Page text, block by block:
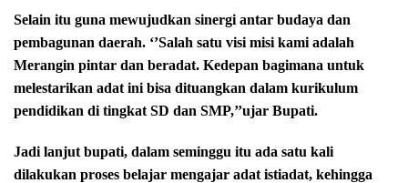
Selain itu guna mewujudkan sinergi antar budaya dan
pembagunan daerah. ‘’Salah satu visi misi kami adalah
Merangin pintar dan beradat. Kedepan bagimana untuk
melestarikan adat ini bisa dituangkan dalam kurikulum
pendidikan di tingkat SD dan SMP,’’ujar Bupati.
Jadi lanjut bupati, dalam seminggu itu ada satu kali
dilakukan proses belajar mengajar adat istiadat, kehingga